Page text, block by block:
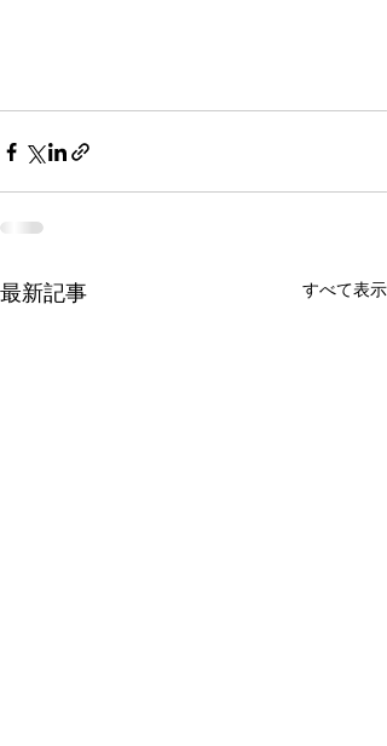
最新記事 すべて表示